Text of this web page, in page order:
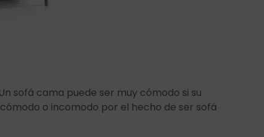
sofá cama puede ser muy cómodo si su
o incomodo por el hecho de ser sofá